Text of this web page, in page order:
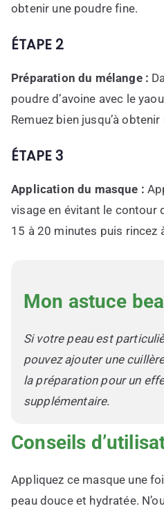
obtenir une poudre fine.
ÉTAPE 2
Préparation du mélange :
poudre d’avoine avec le
Remuez bien jusqu’à
ÉTAPE 3
Application du masque :
visage en évitant le contour
15 à 20 minutes puis rincez
Mon astuce
Si votre peau est
pouvez ajouter une
la préparation pour un
supplémentaire.
Conseils
Appliquez ce masque une
peau douce et hydratée.